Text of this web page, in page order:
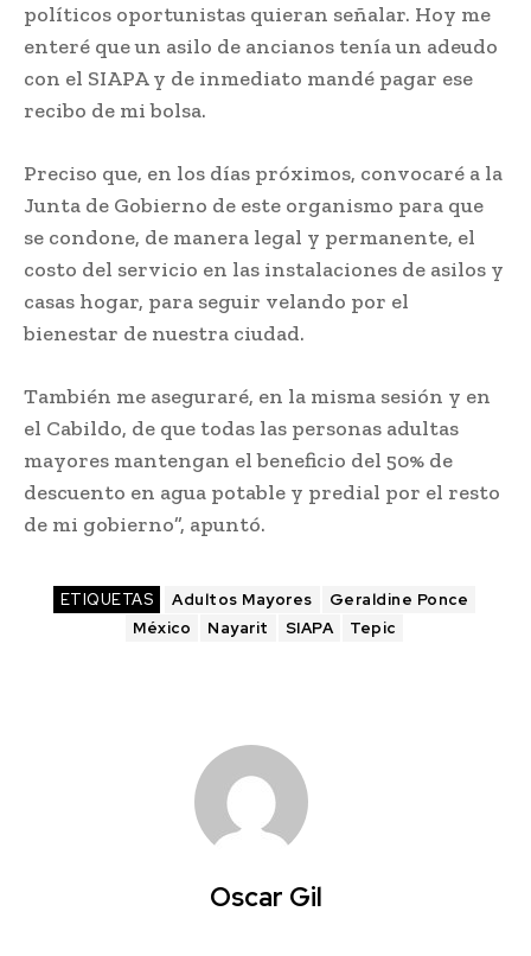
políticos oportunistas quieran señalar. Hoy me
enteré que un asilo de ancianos tenía un adeudo
con el SIAPA y de inmediato mandé pagar ese
recibo de mi bolsa.
Preciso que, en los días próximos, convocaré a la
Junta de Gobierno de este organismo para que
se condone, de manera legal y permanente, el
costo del servicio en las instalaciones de asilos y
casas hogar, para seguir velando por el
bienestar de nuestra ciudad.
También me aseguraré, en la misma sesión y en
el Cabildo, de que todas las personas adultas
mayores mantengan el beneficio del 50% de
descuento en agua potable y predial por el resto
de mi gobierno”, apuntó.
ETIQUETAS Adultos Mayores
Geraldine Ponce
México
Nayarit SIAPA Tepic
Oscar Gil